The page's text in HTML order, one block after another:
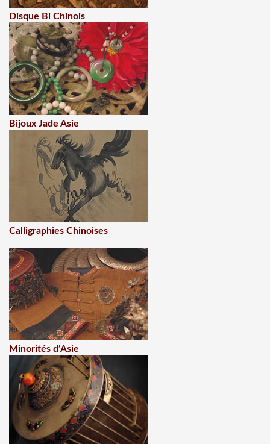
Disque Bi Chinois
Bijoux Jade Asie
Calligraphies Chinoises
Minorités d’Asie